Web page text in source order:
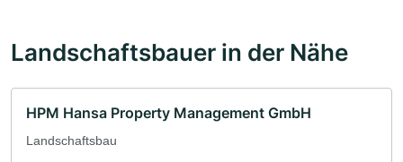
Landschaftsbauer in der Nähe
HPM Hansa Property Management GmbH
Landschaftsbau